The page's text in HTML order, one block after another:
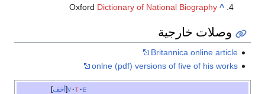
^
Oxford Dictionary of National Biography
وصلات خارجية
Britannica online article
onlne (pdf) versions of five of his works
أخف v t e